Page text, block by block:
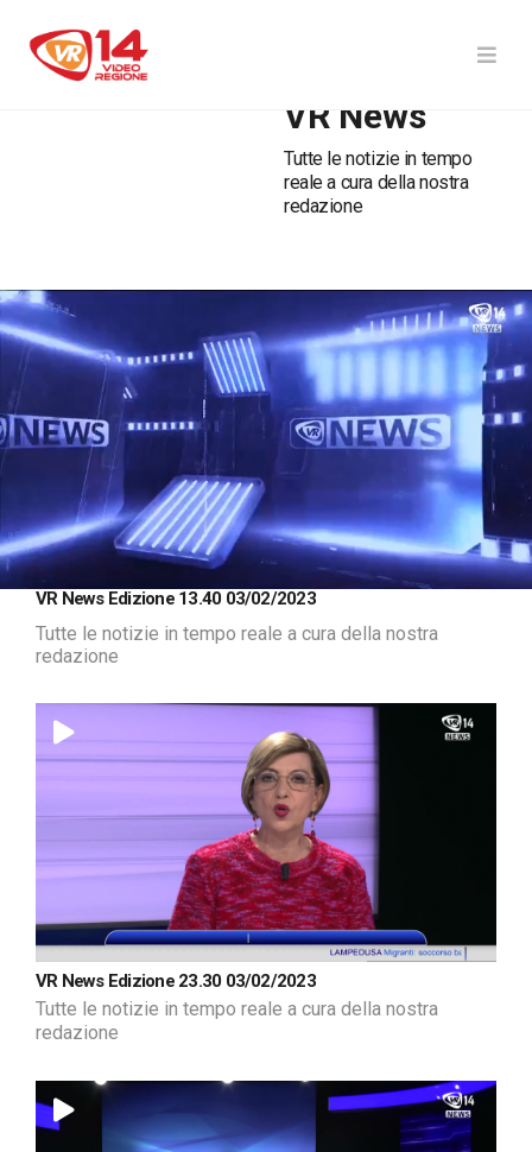
VR News
Tutte le notizie in tempo
reale a cura della nostra
redazione
1.19%
VR News Edizione 13.40 03/02/2023
Tutte le notizie in tempo reale a cura della nostra
redazione
VR News Edizione 23.30 03/02/2023
Tutte le notizie in tempo reale a cura della nostra
redazione